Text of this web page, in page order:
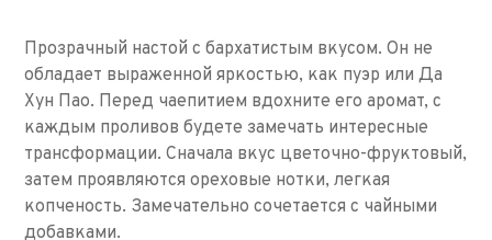
Прозрачный настой с бархатистым вкусом. Он не
обладает выраженной яркостью, как пуэр или Да
Хун Пао. Перед чаепитием вдохните его аромат, с
каждым проливов будете замечать интересные
трансформации. Сначала вкус цветочно-фруктовый,
затем проявляются ореховые нотки, легкая
копченость. Замечательно сочетается с чайными
добавками.